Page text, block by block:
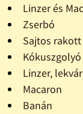
Linzer és
Zserbó
Sajtos
Kókuszgolyó
Linzer,
Macaron
Banán